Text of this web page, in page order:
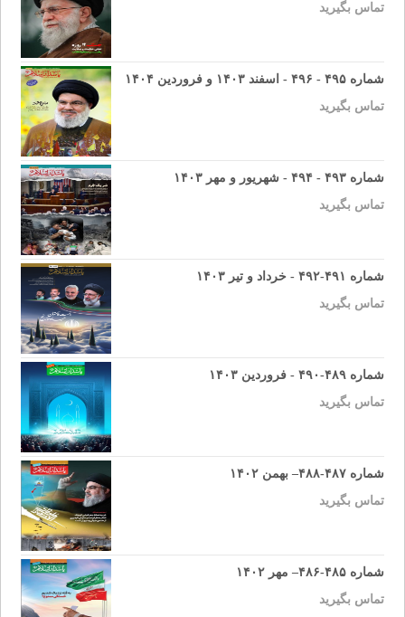
تماس بگیرید
شماره ۴۹۵ - ۴۹۶ - اسفند ۱۴۰۳ و فروردین ۱۴۰۴
تماس بگیرید
شماره ۴۹۳ - ۴۹۴ - شهریور و مهر ۱۴۰۳
تماس بگیرید
شماره ۴۹۱-۴۹۲ - خرداد و تیر ۱۴۰۳
تماس بگیرید
شماره ۴۸۹-۴۹۰ - فروردین ۱۴۰۳
تماس بگیرید
شماره ۴۸۷-۴۸۸– بهمن ۱۴۰۲
تماس بگیرید
شماره ۴۸۵-۴۸۶– مهر ۱۴۰۲
تماس بگیرید